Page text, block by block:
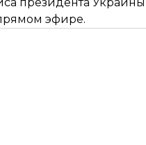
эфире.